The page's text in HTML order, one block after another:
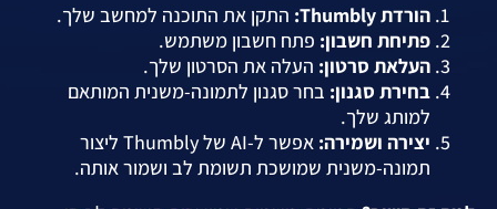
הורדת Thumbly:
התקן את התוכנה למחשב שלך.
פתיחת חשבון: פתח חשבון משתמש.
העלאת סרטון: העלה את הסרטון שלך.
בחירת סגנון: בחר סגנון לתמונה-משנית המותאם
למותג שלך.
יצירה ושמירה:
אפשר ל-AI של Thumbly ליצור
תמונה-משנית שמושכת תשומת לב ושמור אותה.